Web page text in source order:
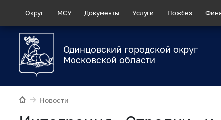
Округ МСУ Документы Услуги Пожбез
Одинцовский городской округ
Московской области
Новости